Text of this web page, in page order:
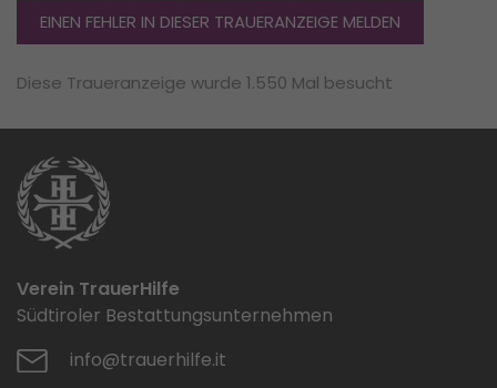
EINEN FEHLER IN DIESER TRAUERANZEIGE MELDEN
Diese Traueranzeige wurde 1.550 Mal besucht
Verein TrauerHilfe
Südtiroler Bestattungsunternehmen
info@trauerhilfe.it